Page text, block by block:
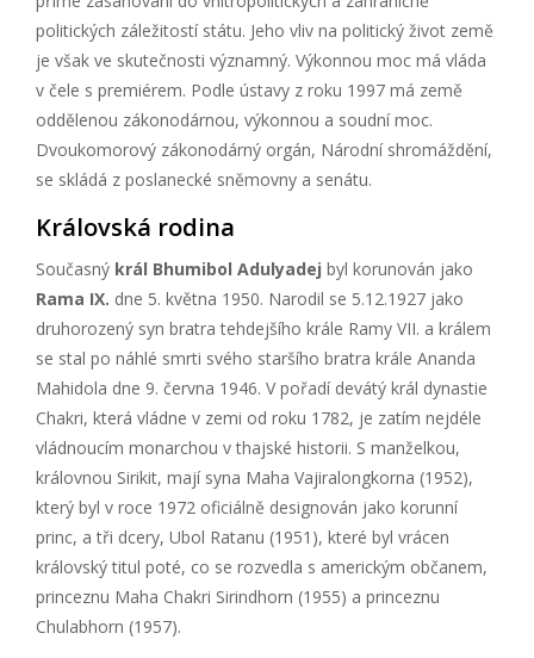
politických záležitostí státu. Jeho vliv na politický život země
je však ve skutečnosti významný. Výkonnou moc má vláda
v čele s premiérem. Podle ústavy z roku 1997 má země
oddělenou zákonodárnou, výkonnou a soudní moc.
Dvoukomorový zákonodárný orgán, Národní shromáždění,
se skládá z poslanecké sněmovny a senátu.
Královská rodina
Současný král Bhumibol Adulyadej byl korunován jako
Rama IX. dne 5. května 1950. Narodil se 5.12.1927 jako
druhorozený syn bratra tehdejšího krále Ramy VII. a králem
se stal po náhlé smrti svého staršího bratra krále Ananda
Mahidola dne 9. června 1946. V pořadí devátý král dynastie
Chakri, která vládne v zemi od roku 1782, je zatím nejdéle
vládnoucím monarchou v thajské historii. S manželkou,
královnou Sirikit, mají syna Maha Vajiralongkorna (1952),
který byl v roce 1972 oficiálně designován jako korunní
princ, a tři dcery, Ubol Ratanu (1951), které byl vrácen
královský titul poté, co se rozvedla s americkým občanem,
princeznu Maha Chakri Sirindhorn (1955) a princeznu
Chulabhorn (1957).